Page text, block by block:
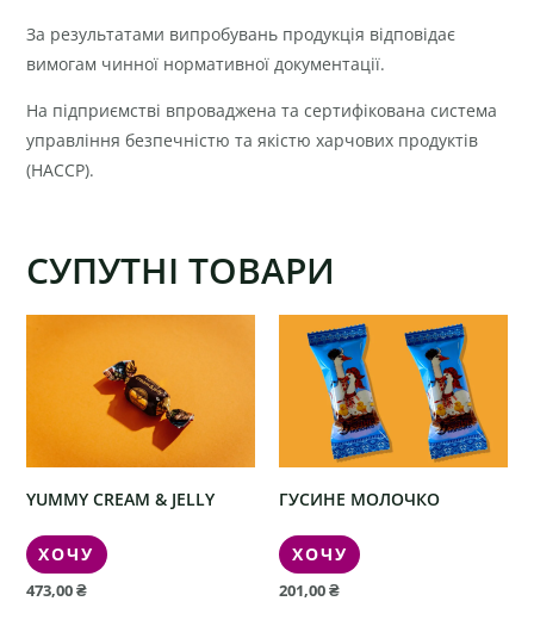
За результатами випробувань продукція відповідає
вимогам чинної нормативної документації.
На підприємстві впроваджена та сертифікована система
управління безпечністю та якістю харчових продуктів
(HACCP).
СУПУТНІ ТОВАРИ
YUMMY CREAM & JELLY
ХОЧУ
473,00₴
ГУСИНЕ МОЛОЧКО
ХОЧУ
201,00₴